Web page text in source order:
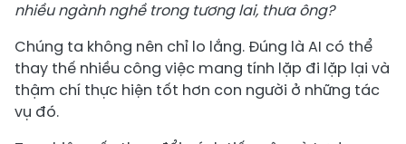
nhiều ngành nghề trong tương lai, thưa ông?
Chúng ta không nên chỉ lo lắng. Đúng là AI có thể
thay thế nhiều công việc mang tính lặp đi lặp lại và
thậm chí thực hiện tốt hơn con người ở những tác
vụ đó.